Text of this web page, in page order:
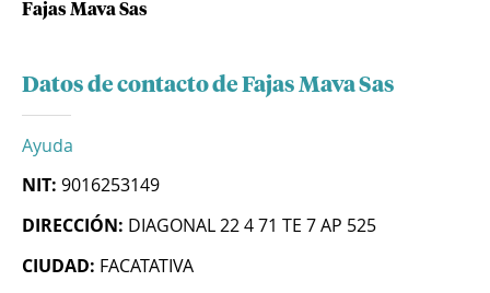
Fajas Mava Sas
Datos de contacto de Fajas Mava Sas
Ayuda
NIT: 9016253149
DIRECCIÓN: DIAGONAL 22 4 71 TE 7 AP 525
CIUDAD: FACATATIVA